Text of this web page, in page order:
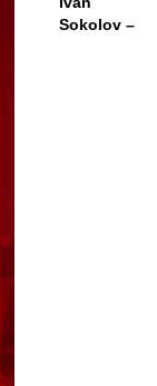
Sokolov –